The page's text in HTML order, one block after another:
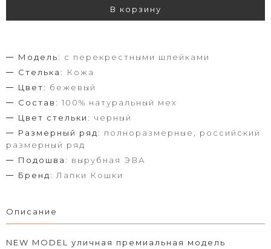
В корзину
Модель: с перекрестными шлейками
Стелька:
Кожа
Цвет: бежевый
Состав: 100% натуральный мех
Цвет стельки: черный
Размерный ряд: полноразмерные, российский
размерный ряд
Подошва: вырубная ЭВА
Бренд: Лапки Кошки
Описание
NEW MODEL уличная премиальная модель